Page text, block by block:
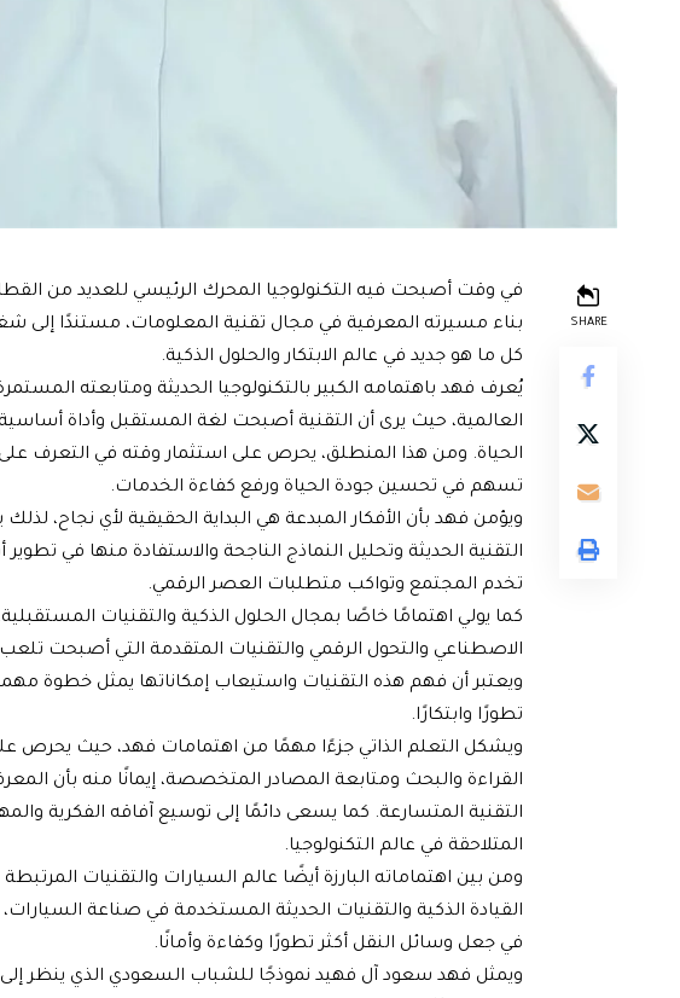
SHARE
في وقت أصبحت فيه التكنولوجيا المحرك الرئيسي للعديد من
بناء مسيرته المعرفية في مجال تقنية المعلومات، مستندًا إلى
كل ما هو جديد في عالم الابتكار والحلول الذكية.
يُعرف فهد باهتمامه الكبير بالتكنولوجيا الحديثة ومتابعته
العالمية، حيث يرى أن التقنية أصبحت لغة المستقبل وأداة
الحياة. ومن هذا المنطلق، يحرص على استثمار وقته في التعرف على
تسهم في تحسين جودة الحياة ورفع كفاءة الخدمات.
ويؤمن فهد بأن الأفكار المبدعة هي البداية الحقيقية لأي نجاح،
التقنية الحديثة وتحليل النماذج الناجحة والاستفادة منها في
تخدم المجتمع وتواكب متطلبات العصر الرقمي.
كما يولي اهتمامًا خاصًا بمجال الحلول الذكية والتقنيات
الاصطناعي والتحول الرقمي والتقنيات المتقدمة التي أصبحت
ويعتبر أن فهم هذه التقنيات واستيعاب إمكاناتها يمثل خطوة
تطورًا وابتكارًا.
ويشكل التعلم الذاتي جزءًا مهمًا من اهتمامات فهد، حيث يحرص
القراءة والبحث ومتابعة المصادر المتخصصة، إيمانًا منه بأن
التقنية المتسارعة. كما يسعى دائمًا إلى توسيع آفاقه الفكرية
المتلاحقة في عالم التكنولوجيا.
ومن بين اهتماماته البارزة أيضًا عالم السيارات والتقنيات
القيادة الذكية والتقنيات الحديثة المستخدمة في صناعة
في جعل وسائل النقل أكثر تطورًا وكفاءة وأمانًا.
ويمثل فهد سعود آل فهيد نموذجًا للشباب السعودي الذي ينظر إلى